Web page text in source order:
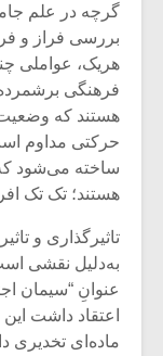
گرچه در علم
بررسی فراز و
هریک، عواملی
فرهنگی
هستند که وضعیت
حرکتی مداوم
ساخته می‌شود
هستند؛ تک تک
تاثیرگذاری و
به‌دلیل نقشی
عنوانِ “سیمان
اعتقاد داشت
ماده‌ای تخدیری